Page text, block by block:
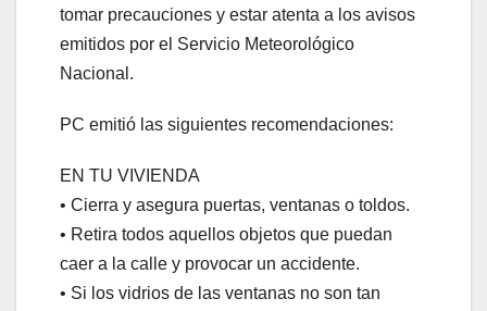
tomar precauciones y estar atenta a los avisos
emitidos por el Servicio Meteorológico
Nacional.
PC emitió las siguientes recomendaciones:
EN TU VIVIENDA
•⁠ ⁠Cierra y asegura puertas, ventanas o toldos.
•⁠ ⁠Retira todos aquellos objetos que puedan
caer a la calle y provocar un accidente.
•⁠ ⁠Si los vidrios de las ventanas no son tan